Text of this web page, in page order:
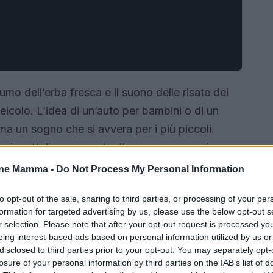
Mamma - Do Not Process My Personal Information
opt-out of the sale, sharing to third parties, or processing of your
for targeted advertising by us, please use the below opt-out
selection. Please note that after your opt-out request is processed
interest-based ads based on personal information utilized by us
to third parties prior to your opt-out. You may separately
of your personal information by third parties on the IAB’s list of
dell’erba fresca e il suono delle risate dei
L’idea di un’auto per bambini o di un
un sogno che si avvera per i più piccoli.
sono porte d’accesso a esperienze
la fantasia e promuovono l’autonomia.Ogni
e divertimento
e un’esperienza memorabile. Sei pronto
il nuovo compagno di avventure del tuo